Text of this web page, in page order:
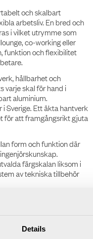
Details
och skalbart
arbetsliv. En bred och
i vilket utrymme som
co-working eller
funktion och flexibilitet
hållbarhet och
varje skal för hand i
aluminium.
Sverige. Ett äkta hantverk
för att framgångsrikt gjuta
form och funktion där
färgskalan liksom i
av tekniska tillbehör
och säker installation.